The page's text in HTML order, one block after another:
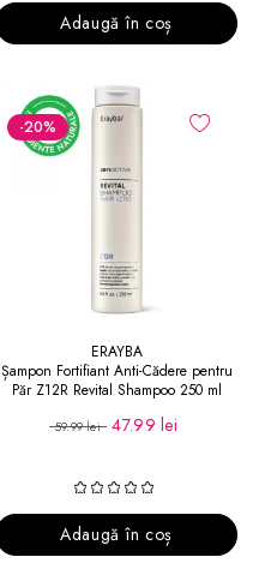
Adaugă în coș
-20%
ERAYBA
Șampon Fortifiant Anti-Cădere pentru
Păr Z12R Revital Shampoo 250 ml
59.99 lei 47.99 lei
Adaugă în coș